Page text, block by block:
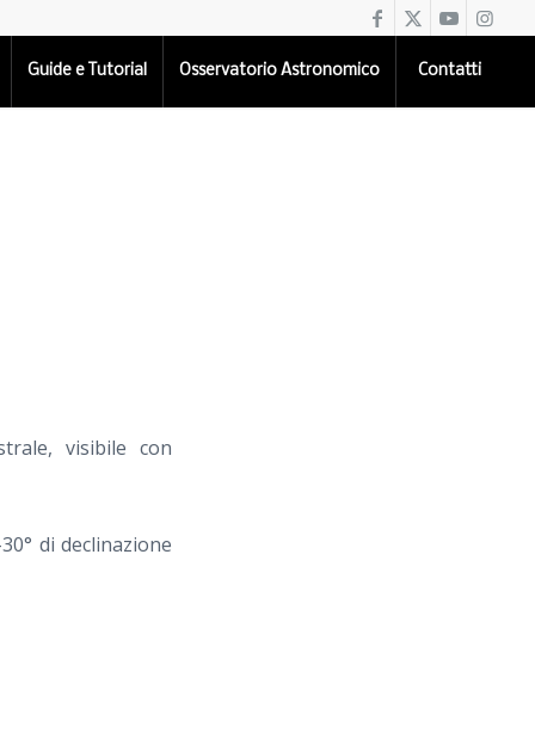
Guide e Tutorial Osservatorio Astronomico Contatti
visibile con
di declinazione